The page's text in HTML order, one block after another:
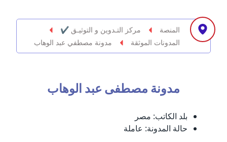
مدونة احمد ابراهيم
مدونة أحمد أبو الدهب
عاملة
مدونة احمد البحيري
عاملة
المنصة
مركز التـدوين و التوثيـق ✔
المدونات الموثقة
مدونة مصطفي عبد الوهاب
مدونة مصطفى عبد الوهاب
بلد الكاتب: مصر
حالة المدونة: عاملة